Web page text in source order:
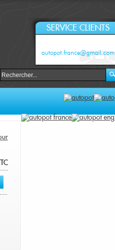
SERVICE CLIENTS
autopot.france@gmail.com